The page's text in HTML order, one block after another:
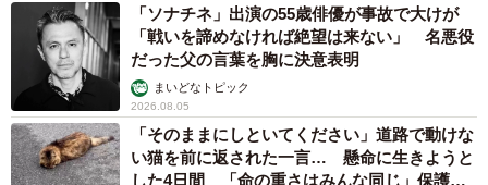
「ソナチネ」出演の55歳俳優が事故で大けが
「戦いを諦めなければ絶望は来ない」 名悪役
だった父の言葉を胸に決意表明
まいどなトピック
2026.08.05
「そのままにしといてください」道路で動けな
い猫を前に返された一言… 懸命に生きようと
した4日間 「命の重さはみんな同じ」保護団